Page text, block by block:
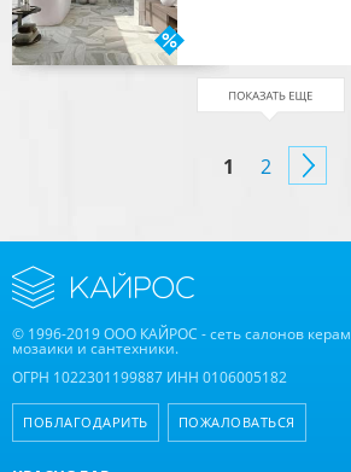
1 2
© 1996-2019 ООО КАЙРОС - сеть салонов
мозаики и сантехники.
ОГРН 1022301199887 ИНН 0106005182
ПОБЛАГОДАРИТЬ ПОЖАЛОВАТЬСЯ